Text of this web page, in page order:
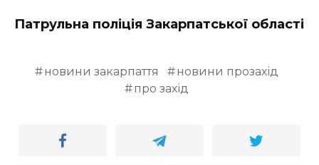
Патрульна поліція Закарпатської області
новини закарпаття
новини прозахід
про захід